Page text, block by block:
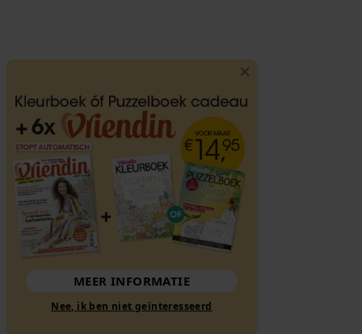
MEER INFORMATIE
Nee, ik ben niet geïnteresseerd